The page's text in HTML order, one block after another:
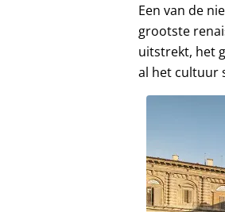
Een van de
grootste
uitstrekt, het
al het cultuur